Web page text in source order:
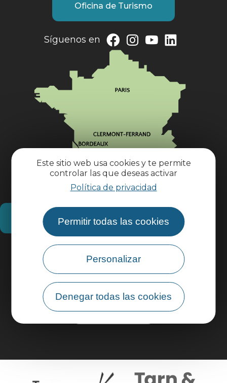
Este sitio web usa cookies y te permite
controlar las que deseas activar
Política de privacidad
Permitir todas las cookies
Personalizar
Denegar todas las cookies
Oficina de Turismo
Síguenos en
¿Cómo llegar?
Área profesional
Área de grupo